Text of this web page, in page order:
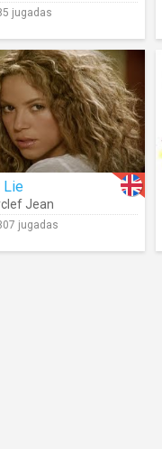
jugadas
Lie
Jean
jugadas